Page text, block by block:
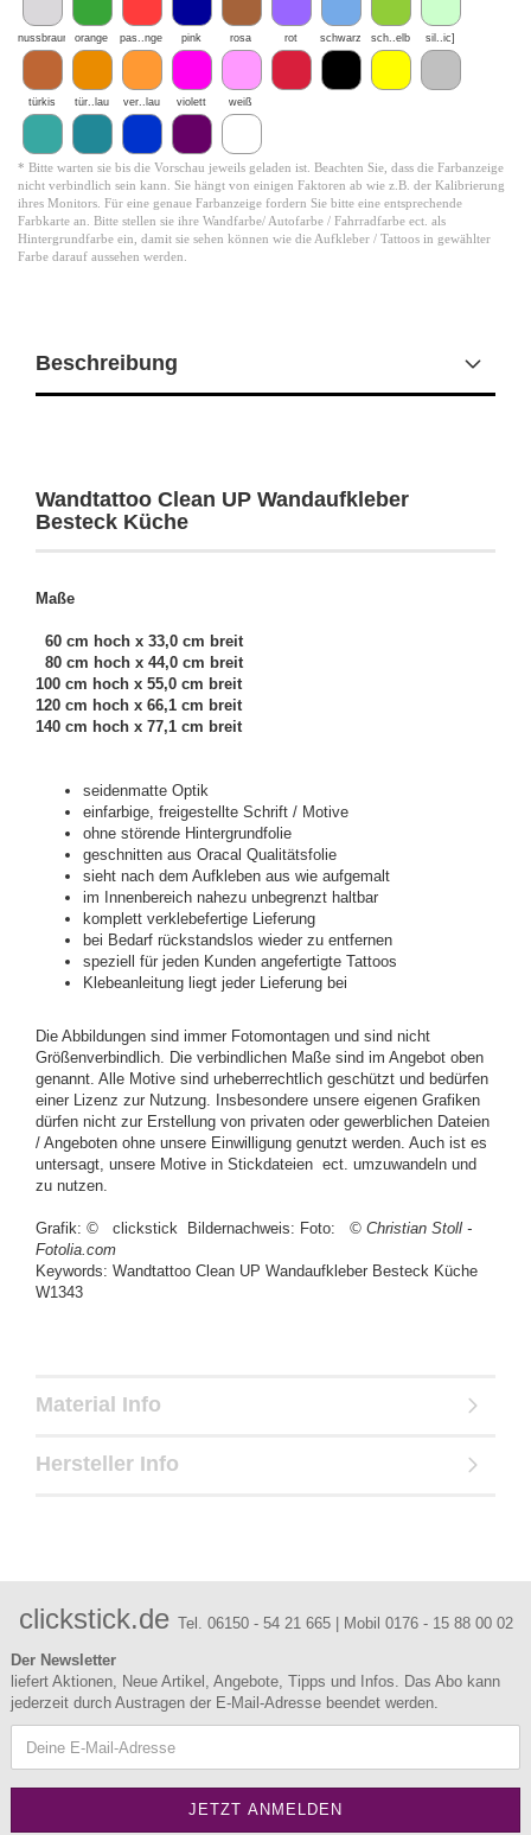
nussbraun orange pas..nge pink rosa rot schwarz sch..elb sil..ic]
türkis tür..lau ver..lau violett weiß
* Bitte warten sie bis die Vorschau jeweils geladen ist. Beachten Sie, dass die Farbanzeige
nicht verbindlich sein kann. Sie hängt von einigen Faktoren ab wie z.B. der Kalibrierung
ihres Monitors. Für eine genaue Farbanzeige fordern Sie bitte eine entsprechende
Farbkarte an. Bitte stellen sie ihre Wandfarbe/ Autofarbe / Fahrradfarbe ect. als
Hintergrundfarbe ein, damit sie sehen können wie die Aufkleber / Tattoos in gewählter
Farbe darauf aussehen werden.
Beschreibung
Wandtattoo Clean UP Wandaufkleber
Besteck Küche
Maße
60 cm hoch x 33,0 cm breit
80 cm hoch x 44,0 cm breit
100 cm hoch x 55,0 cm breit
120 cm hoch x 66,1 cm breit
140 cm hoch x 77,1 cm breit
seidenmatte Optik
einfarbige, freigestellte Schrift / Motive
ohne störende Hintergrundfolie
geschnitten aus Oracal Qualitätsfolie
sieht nach dem Aufkleben aus wie aufgemalt
im Innenbereich nahezu unbegrenzt haltbar
komplett verklebefertige Lieferung
bei Bedarf rückstandslos wieder zu entfernen
speziell für jeden Kunden angefertigte Tattoos
Klebeanleitung liegt jeder Lieferung bei
Die Abbildungen sind immer Fotomontagen und sind nicht
Größenverbindlich. Die verbindlichen Maße sind im Angebot oben
genannt. Alle Motive sind urheberrechtlich geschützt und bedürfen
einer Lizenz zur Nutzung. Insbesondere unsere eigenen Grafiken
dürfen nicht zur Erstellung von privaten oder gewerblichen Dateien
/ Angeboten ohne unsere Einwilligung genutzt werden. Auch ist es
untersagt, unsere Motive in Stickdateien ect. umzuwandeln und
zu nutzen.
Grafik: © clickstick Bildernachweis: Foto: © Christian Stoll -
Fotolia.com
Keywords: Wandtattoo Clean UP Wandaufkleber Besteck Küche
W1343
Material Info
Hersteller Info
clickstick.de Tel. 06150 - 54 21 665 | Mobil 0176 - 15 88 00 02
Der Newsletter
liefert Aktionen, Neue Artikel, Angebote, Tipps und Infos. Das Abo kann
jederzeit durch Austragen der E-Mail-Adresse beendet werden.